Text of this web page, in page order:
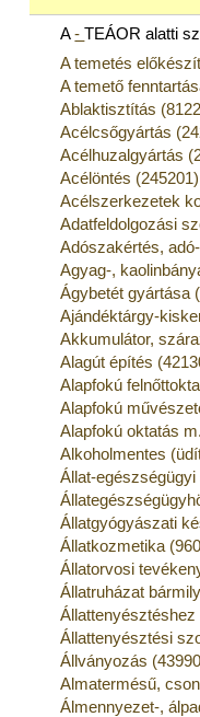
A-TEÁOR alatti
A temetés
A temető
Ablaktisztítás
Acélcsőgyártás
Acélhuzalgyártás
Acélöntés (245201)
Acélszerkezetek
Adatfeldolgozási
Adószakértés,
Agyag-,
Ágybetét gyártása
Ajándéktárgy-
Akkumulátor,
Alagút építés
Alapfokú
Alapfokú
Alapfokú oktatás
Alkoholmentes
Állat-
Állatgyógyászati
Állatkozmetika
Állatorvosi
Állatruházat
Állattenyésztési
Állványozás
Almatermésű,
Álmennyezet-,